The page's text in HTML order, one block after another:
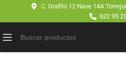
C. Grafito 12 Nave 14A
622 95